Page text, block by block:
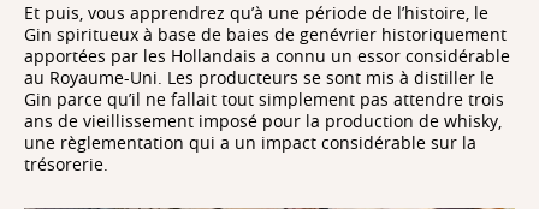
Et puis, vous apprendrez qu’à une période de l’histoire, le
Gin spiritueux à base de baies de genévrier historiquement
apportées par les Hollandais a connu un essor considérable
au Royaume-Uni. Les producteurs se sont mis à distiller le
Gin parce qu’il ne fallait tout simplement pas attendre trois
ans de vieillissement imposé pour la production de whisky,
une règlementation qui a un impact considérable sur la
trésorerie.